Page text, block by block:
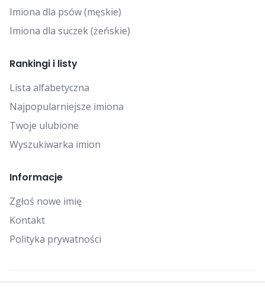
Imiona dla psów (męskie)
Imiona dla suczek (żeńskie)
Rankingi i listy
Lista alfabetyczna
Najpopularniejsze imiona
Twoje ulubione
Wyszukiwarka imion
Informacje
Zgłoś nowe imię
Kontakt
Polityka prywatności